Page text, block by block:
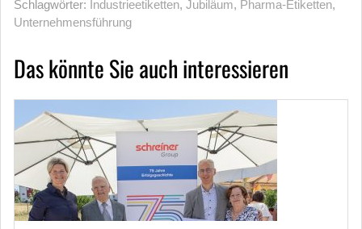
Schlagwörter: Industrieetiketten, Jubiläum, Pharma-Etiketten,
Unternehmensführung
Das könnte Sie auch interessieren